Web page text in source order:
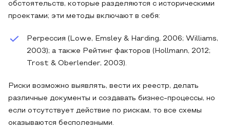
обстоятельств, которые разделяются с историческими
проектами; эти методы включают в себя:
Регрессия (Lowe, Emsley & Harding, 2006; Williams,
2003); а также Рейтинг факторов (Hollmann, 2012;
Trost & Oberlender, 2003).
Риски возможно выявлять, вести их реестр, делать
различные документы и создавать бизнес-процессы, но
если отсутствует действие по рискам, то все схемы
оказываются бесполезными.